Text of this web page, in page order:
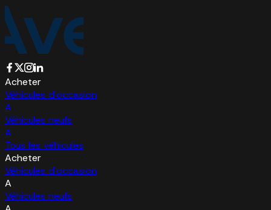
Acheter
Véhicules d'occasion
A
Véhicules neufs
A
Tous les véhicules
Acheter
Véhicules d'occasion
A
Véhicules neufs